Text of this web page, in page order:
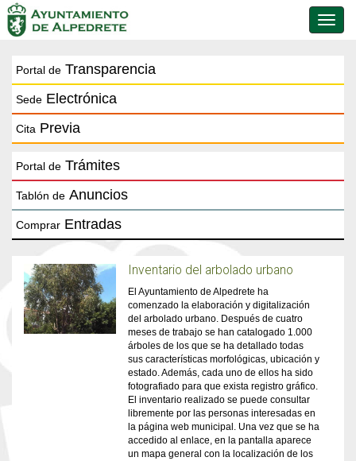
de
Portal de Transparencia
Sede Electrónica
Cita Previa
Portal de Trámites
Tablón de Anuncios
Comprar Entradas
Inventario del arbolado urbano
El Ayuntamiento de Alpedrete ha
comenzado la elaboración y digitalización
del arbolado urbano. Después de cuatro
meses de trabajo se han catalogado 1.000
árboles de los que se ha detallado todas
sus características morfológicas, ubicación y
estado. Además, cada uno de ellos ha sido
fotografiado para que exista registro gráfico.
El inventario realizado se puede consultar
libremente por las personas interesadas en
la página web municipal. Una vez que se ha
accedido al enlace, en la pantalla aparece
un mapa general con la localización de los